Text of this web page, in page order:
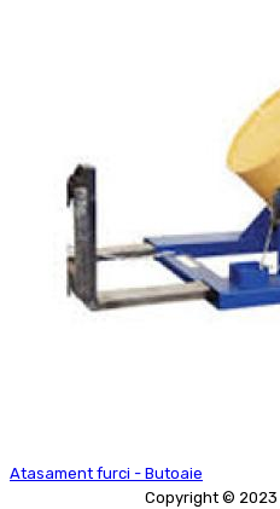
Atasament furci - Butoaie
Copyright © 2023